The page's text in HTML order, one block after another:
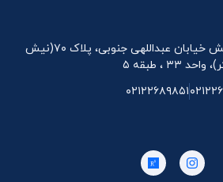
تهران، بلوار اندرزگو، نبش خیابان عبداللهی جنوبی، پلاک ۷۰(نیش
، طبقه ۵
۰۲۱۲۲۶۸۹۸۵۱